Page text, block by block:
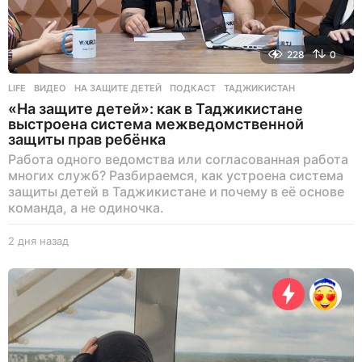
228 0
LIFE ВИДЕО ,НА ЗАЩИТЕ ДЕТЕЙ ,ПОДКАСТ ,ТАДЖИКИСТАН
«На защите детей»: как в Таджикистане
выстроена система межведомственной
защиты прав ребёнка
Работа одного ведомства или согласованная работа
многих служб? Разбираемся, как устроена система
защиты детей в Таджикистане и почему в её основе
команда, а не одиночка.
2 дня назад
н
я
н
а
а